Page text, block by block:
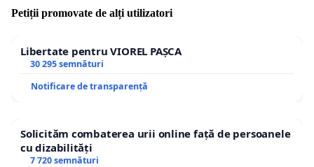
Petiții promovate de alți utilizatori
Libertate pentru VIOREL PAȘCA
30 295 semnături
Notificare de transparență
Solicităm combaterea urii online față de persoanele
cu dizabilități
7 720 semnături